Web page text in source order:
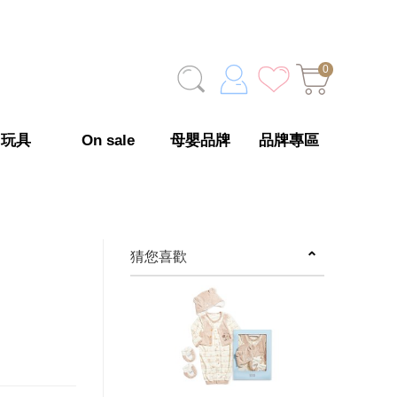
0
玩具 On sale 母嬰品牌 品牌專區
猜您喜歡